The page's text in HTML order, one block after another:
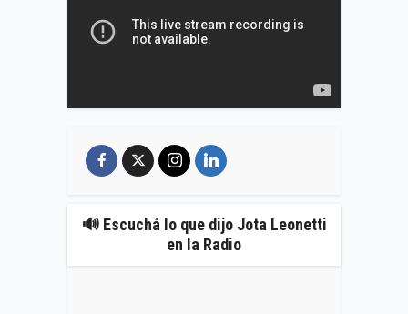
🔊 Escuchá lo que dijo Jota Leonetti
en la Radio